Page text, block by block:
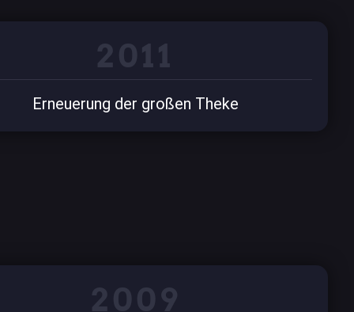
2011
Erneuerung der großen Theke
2009